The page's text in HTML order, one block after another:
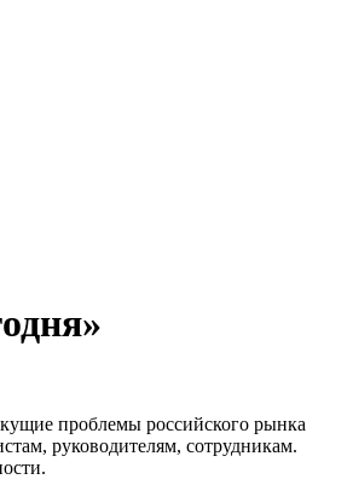
проблемы российского рынка
руководителям, сотрудникам.